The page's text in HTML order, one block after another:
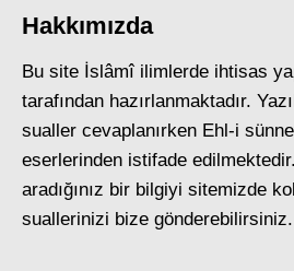
Hakkımızda
Bu site İslâmî ilimlerde ihtisas
tarafından hazırlanmaktadır.
sualler cevaplanırken Ehl-i
eserlerinden istifade
aradığınız bir bilgiyi sitemizde
suallerinizi bize gönderebilirsiniz.